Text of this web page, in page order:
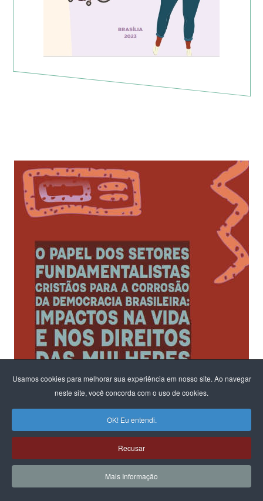
Usamos cookies para melhorar sua experiência em nosso site. Ao navegar
neste site, você concorda com o uso de cookies.
OK! Eu entendi.
Recusar
Mais Informação
Ao fomentar um diálogo sobre os riscos para a democracia e o
Estado Laico